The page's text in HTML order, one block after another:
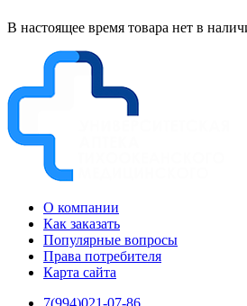
В настоящее время товара нет в
О компании
Как заказать
Популярные вопросы
Права потребителя
Карта сайта